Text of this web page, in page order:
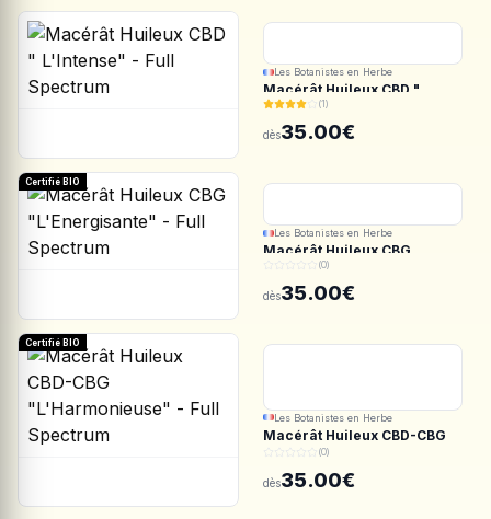
Les Botanistes en Herbe
Macérât Huileux CBD "
L'Intense" - Full Spectrum
(1)
dès35.00€
Certifié BIO
Les Botanistes en Herbe
Macérât Huileux CBG
"L'Energisante" - Full
Spectrum
(0)
dès35.00€
Certifié BIO
Les Botanistes en Herbe
Macérât Huileux CBD-CBG
"L'Harmonieuse" - Full
(0)
dès35.00€